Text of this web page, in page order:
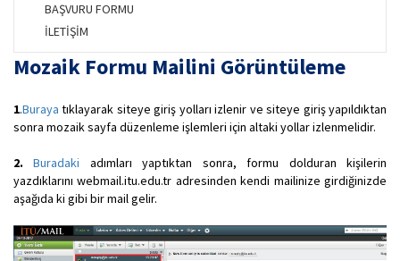
BAŞVURU FORMU
İLETİŞİM
Mozaik Formu Mailini Görüntüleme
1.Burayatıklayarak siteye giriş yolları izlenir ve siteye giriş yapıldıktan
sonra mozaik sayfa düzenleme işlemleri için altaki yollar izlenmelidir.
2.Buradaki adımları yaptıktan sonra, formu dolduran kişilerin
yazdıklarını webmail.itu.edu.tr adresinden kendi mailinize girdiğinizde
aşağıda ki gibi bir mail gelir.